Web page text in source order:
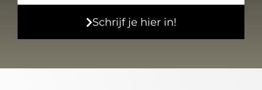
Schrijf je hier in!